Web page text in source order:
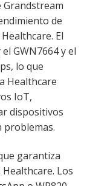
Grandstream
de
El
GWN7664 y el
lo que
Healthcare
IoT,
dispositivos
problemas.
garantiza
Los